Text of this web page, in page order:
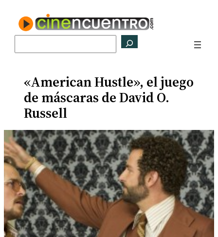
contenido
«American Hustle», el juego
de máscaras de David O.
Russell